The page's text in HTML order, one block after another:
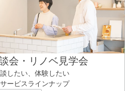
会・リノベ見学会
したい、体験したい
ービスラインナップ